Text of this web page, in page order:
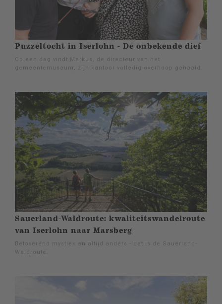
Puzzeltocht in Iserlohn - De onbekende dief
Op een dag vindt Markus, de directeur van het
gemeentemuseum, zijn kantoor volledig overhoop gehaald.
Sauerland-Waldroute: kwaliteitswandelroute
van Iserlohn naar Marsberg
Betoverend mystiek en altijd anders - dat is de Sauerland-
Waldroute.